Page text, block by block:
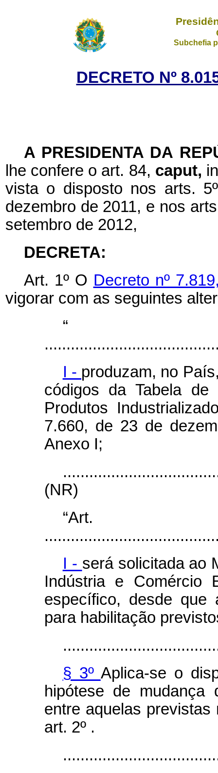
Subchefia
DECRETO Nº
A PRESIDENTA DA
lhe confere o art. 84, caput,
vista o disposto nos arts.
dezembro de 2011, e nos
setembro de 2012,
DECRETA:
Art. 1º O Decreto nº
vigorar com as seguintes
I - produzam, no
códigos da Tabela de
Produtos
7.660, de 23 de
Anexo I;
(NR)
I - será solicitada ao
Indústria e Comércio
específico, desde que
para habilitação
§ 3º Aplica-se o
hipótese de mudança
entre aquelas
art. 2º .